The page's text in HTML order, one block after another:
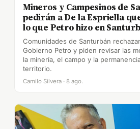
Mineros y Campesinos de
pedirán a De la Espriella
lo que Petro hizo en
Comunidades de Santurbán
Gobierno Petro y piden revisar las
la minería, el campo y la
territorio.
Camilo Silvera · 8 ago.